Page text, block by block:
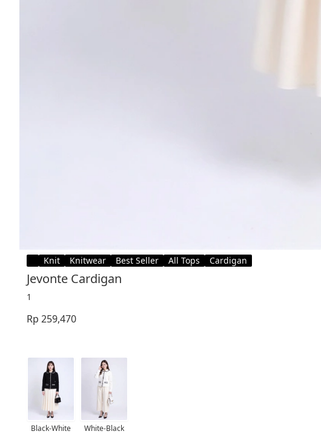
Knit Knitwear Best Seller All Tops Cardigan
Jevonte Cardigan
1
Rp 259,470
Black-White White-Black